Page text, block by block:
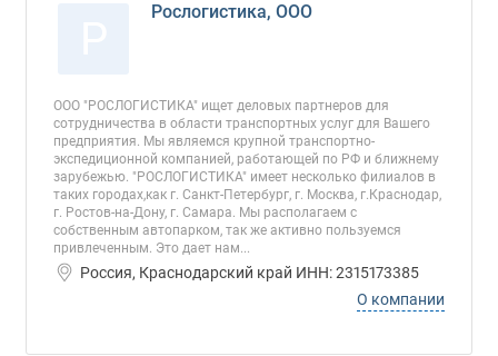
Рослогистика, ООО
ООО "РОСЛОГИСТИКА" ищет деловых партнеров для
сотрудничества в области транспортных услуг для Вашего
предприятия. Мы являемся крупной транспортно-
экспедиционной компанией, работающей по РФ и ближнему
зарубежью. "РОСЛОГИСТИКА" имеет несколько филиалов в
таких городах,как г. Санкт-Петербург, г. Москва, г.Краснодар,
г. Ростов-на-Дону, г. Самара. Мы располагаем с
собственным автопарком, так же активно пользуемся
привлеченным. Это дает нам...
Россия, Краснодарский край ИНН: 2315173385
О компании